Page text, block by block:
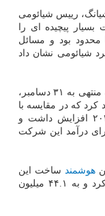
رییس شیائومی
وضعیت بسیار پیچیده ای را
محدود بود و مسائل
شیائومی نشان داد
طبق آمار رفینیتیو، درآمد شیائومی در سه ماهه منتهی به ۳۱ دسامبر،
دلار) رشد کرد که در مقایسه با
۷۰.۴۶ میلیارد یوان در زمان مشابه سال ۲۰۲۰ افزایش داشت و
برای درآمد این شرکت
هوشمند ساخت این
شرکت در سه ماهه چهارم، ۴.۴ درصد رشد کرد و به ۴۴.۱ میلیون